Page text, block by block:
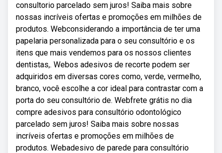
consultorio parcelado sem juros! Saiba mais sobre
nossas incríveis ofertas e promoções em milhões de
produtos. Webconsiderando a importância de ter uma
papelaria personalizada para o seu consultório e os
itens que mais vendemos para os nossos clientes
dentistas,. Webos adesivos de recorte podem ser
adquiridos em diversas cores como, verde, vermelho,
branco, você escolhe a cor ideal para contrastar com a
porta do seu consultório de. Webfrete grátis no dia
compre adesivos para consultório odontológico
parcelado sem juros! Saiba mais sobre nossas
incríveis ofertas e promoções em milhões de
produtos. Webadesivo de parede para consultório